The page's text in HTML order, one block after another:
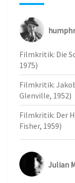
Filmkritik: Die
1975)
Filmkritik:
Glenville, 1952)
Filmkritik: Der
Fisher, 1959)
Julian